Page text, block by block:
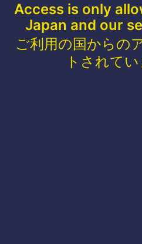
Access is only
Japan and our
ご利用の国からの
トされてい